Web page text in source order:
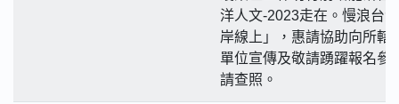
洋人文-2023走在。慢浪台
岸線上」，惠請協助向所轄
單位宣傳及敬請踴躍報名參
請查照。